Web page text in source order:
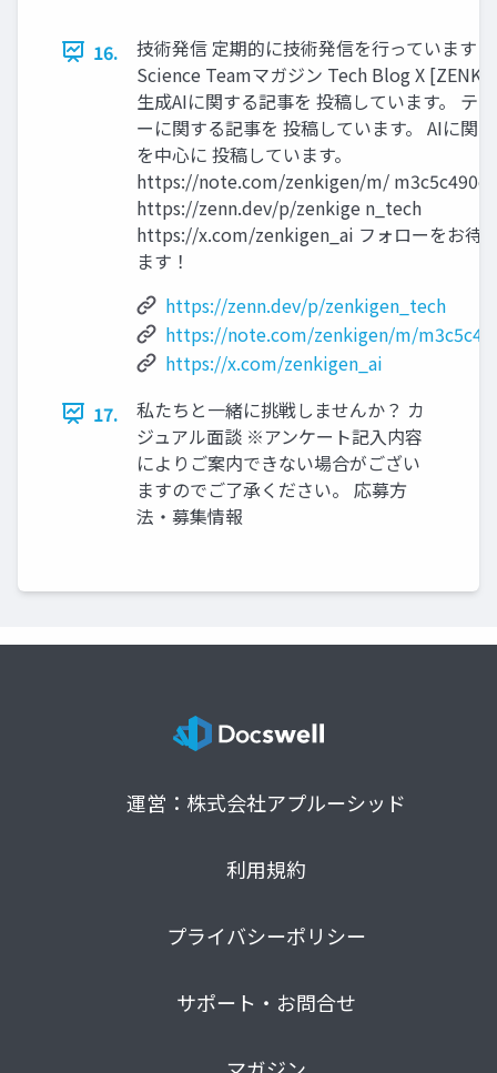
16.
技術発信 定期的に技術発信を行っています
Science Teamマガジン Tech Blog X
生成AIに関する記事を 投稿しています。 テ
ーに関する記事を 投稿しています。 AIに関
を中心に 投稿しています。
https://note.com/zenkigen/m/
https://zenn.dev/p/zenkige n_tech
https://x.com/zenkigen_ai フォローをお待
ます！
https://zenn.dev/p/zenkigen_tech
https://note.com/zenkigen/m/
https://x.com/zenkigen_ai
17.
私たちと一緒に挑戦しませんか？ カ
ジュアル面談 ※アンケート記入内容
によりご案内できない場合がござい
ますのでご了承ください。 応募方
法・募集情報
運営：株式会社アプルーシッド
利用規約
プライバシーポリシー
サポート・お問合せ